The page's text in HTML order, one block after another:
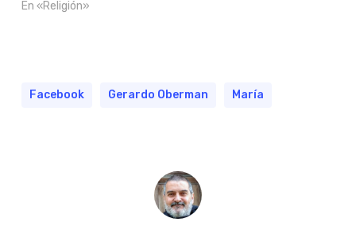
En «Religión»
Facebook Gerardo Oberman María